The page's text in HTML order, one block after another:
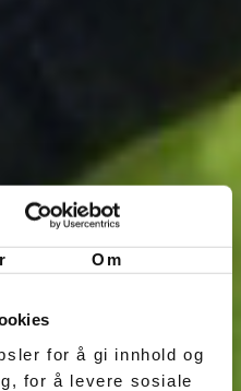
Om
for å gi innhold og
for å levere sosiale